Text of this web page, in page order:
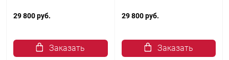
29 800 руб.
Заказать
29 800 руб.
Заказать